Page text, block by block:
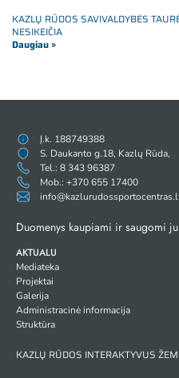
KAZLŲ RŪDOS SAVIVALDYBĖS
NESIKEIČIA
Daugiau »
Į.k. 188749388
S. Daukanto g.18, Kazlų Rūda,
Tel.: 8 343 96387
Mob.: +370 655 17400
Duomenys kaupiami ir saugomi
AKTUALU
Mediateka
Projektai
Galerija
Administracinė informacija
Struktūra
KAZLŲ RŪDOS INTERAKTYVUS